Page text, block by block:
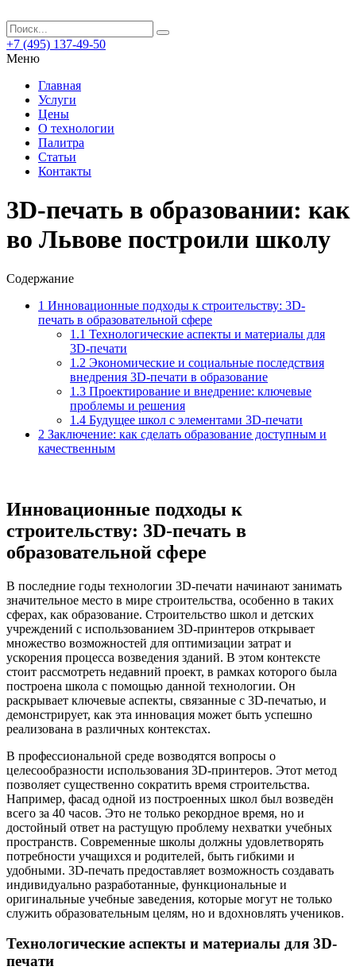
+7 (495) 137-49-50
Меню
Главная
Услуги
Цены
О технологии
Палитра
Статьи
Контакты
3D-печать в образовании: как
во Львове построили школу
Содержание
1 Инновационные подходы к строительству: 3D-
печать в образовательной сфере
1.1 Технологические аспекты и материалы для
3D-печати
1.2 Экономические и социальные последствия
внедрения 3D-печати в образование
1.3 Проектирование и внедрение: ключевые
проблемы и решения
1.4 Будущее школ с элементами 3D-печати
2 Заключение: как сделать образование доступным и
качественным
Инновационные подходы к
строительству: 3D-печать в
образовательной сфере
В последние годы технологии 3D-печати начинают занимать
значительное место в мире строительства, особенно в таких
сферах, как образование. Строительство школ и детских
учреждений с использованием 3D-принтеров открывает
множество возможностей для оптимизации затрат и
ускорения процесса возведения зданий. В этом контексте
стоит рассмотреть недавний проект, в рамках которого была
построена школа с помощью данной технологии. Он
раскрывает ключевые аспекты, связанные с 3D-печатью, и
демонстрирует, как эта инновация может быть успешно
реализована в различных контекстах.
В профессиональной среде возводятся вопросы о
целесообразности использования 3D-принтеров. Этот метод
позволяет существенно сократить время строительства.
Например, фасад одной из построенных школ был возведён
всего за 40 часов. Это не только рекордное время, но и
достойный ответ на растущую проблему нехватки учебных
пространств. Современные школы должны удовлетворять
потребности учащихся и родителей, быть гибкими и
удобными. 3D-печать предоставляет возможность создавать
индивидуально разработанные, функциональные и
оригинальные учебные заведения, которые могут не только
служить образовательным целям, но и вдохновлять учеников.
Технологические аспекты и материалы для 3D-
печати